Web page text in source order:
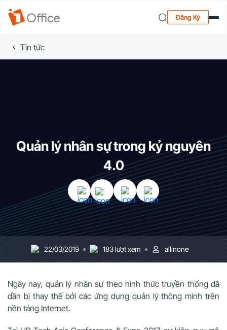
Đăng Ký
Tin tức
Quản lý nhân sự trong kỷ nguyên
4.0
22/03/2019 183 lượt xem allinone
Ngày nay, quản lý nhân sự theo hình thức truyền thống đã
dần bị thay thế bởi các ứng dụng quản lý thông minh trên
nền tảng Internet.